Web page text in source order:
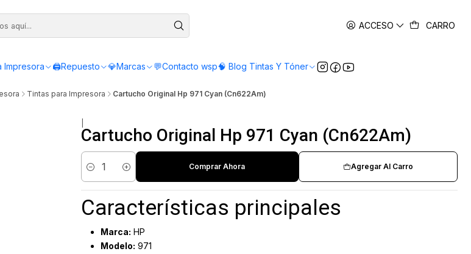
ACCESO CARRO
Impresora 🖨️Repuesto 💎Marcas 💬Contacto wsp🧠 Blog Tintas Y Tóner
12:00 y recibe el mismo día - Servicio de Lunes a Viernes
Tintas para Impresora Cartucho Original Hp 971 Cyan (Cn622Am)
Cartucho Original Hp 971 Cyan (Cn622Am)
Cantidad
Agregar Al Carro
Comprar Ahora
Características principales
Marca: HP
Modelo: 971